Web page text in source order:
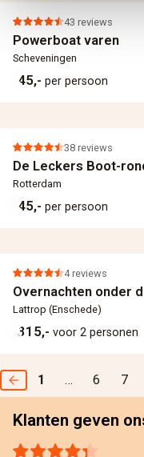
43 reviews
Powerboat varen
Scheveningen
45,- per persoon
38 reviews
De Leckers Boot-
Rotterdam
45,- per persoon
4 reviews
Overnachten onder
Lattrop (Enschede)
315,- voor 2 personen
1 … 6 7
Klanten geven